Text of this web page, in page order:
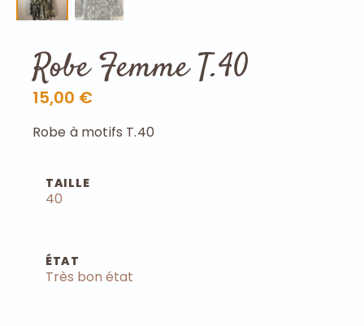
Robe Femme T.40
15,00 €
Robe à motifs T.40
TAILLE
40
ÉTAT
Très bon état